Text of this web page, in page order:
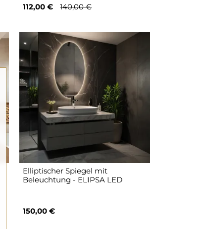
112,00 €
140,00 €
Elliptischer Spiegel mit
Beleuchtung - ELIPSA LED
150,00 €